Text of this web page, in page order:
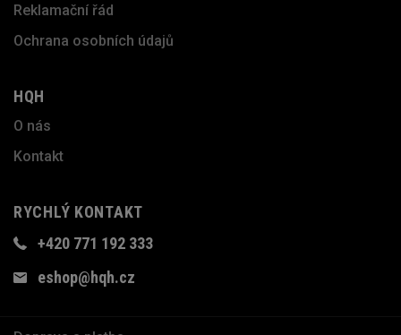
Reklamační řád
Ochrana osobních údajů
HQH
O nás
Kontakt
RYCHLÝ KONTAKT
+420 771 192 333
eshop@hqh.cz